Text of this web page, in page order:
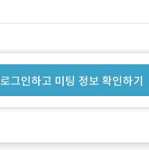
로그인하고 미팅 정보 확인하기